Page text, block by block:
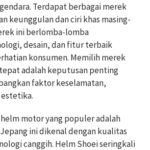
Terdapat berbagai merek
keunggulan dan ciri khas masing-
ini berlomba-lomba
desain, dan fitur terbaik
konsumen. Memilih merek
adalah keputusan penting
faktor keselamatan,
motor yang populer adalah
ini dikenal dengan kualitas
canggih. Helm Shoei seringkali